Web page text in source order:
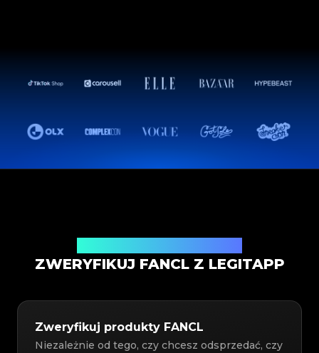
ZWERYFIKUJ FANCL Z LEGITAPP
Zweryfikuj produkty FANCL
Niezależnie od tego, czy chcesz odsprzedać, czy